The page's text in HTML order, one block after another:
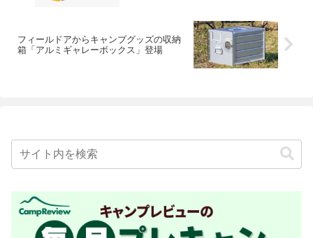
フィールドアからキャンプグッズの収納
箱「アルミギャレーボックス」登場